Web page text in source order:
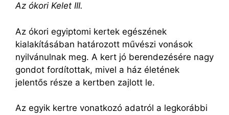
Az ókori Kelet III.
Az ókori egyiptomi kertek egészének
kialakításában határozott művészi vonások
nyilvánulnak meg. A kert jó berendezésére nagy
gondot fordítottak, mivel a ház életének
jelentős része a kertben zajlott le.
Az egyik kertre vonatkozó adatról a legkorábbi